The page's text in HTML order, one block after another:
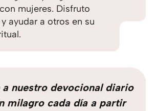
mujeres. Disfruto
ayudar a otros en su
a nuestro devocional diario
milagro cada día a partir